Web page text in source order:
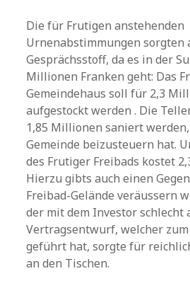
Die für Frutigen anstehenden
Urnenabstimmungen sorgten
Gesprächsstoff, da es in der
Millionen Franken geht: Das
Gemeindehaus soll für 2,3
aufgestockt werden . Die
1,85 Millionen saniert werden,
Gemeinde beizusteuern hat.
des Frutiger Freibads kostet
Hierzu gibts auch einen
Freibad-Gelände veräussern
der mit dem Investor schlecht
Vertragsentwurf, welcher zum
geführt hat, sorgte für
an den Tischen.